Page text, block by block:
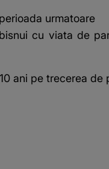
urmatoare
cu viata de
ani pe trecerea de